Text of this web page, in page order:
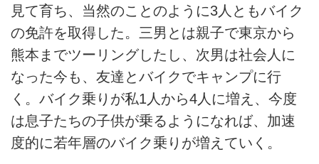
見て育ち、当然のことのように3人ともバイク
の免許を取得した。三男とは親子で東京から
熊本までツーリングしたし、次男は社会人に
なった今も、友達とバイクでキャンプに行
く。バイク乗りが私1人から4人に増え、今度
は息子たちの子供が乗るようになれば、加速
度的に若年層のバイク乗りが増えていく。